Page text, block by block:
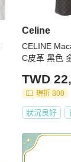
Celine
CELINE
C皮革 黑色
TWD
現折 800
狀況良好